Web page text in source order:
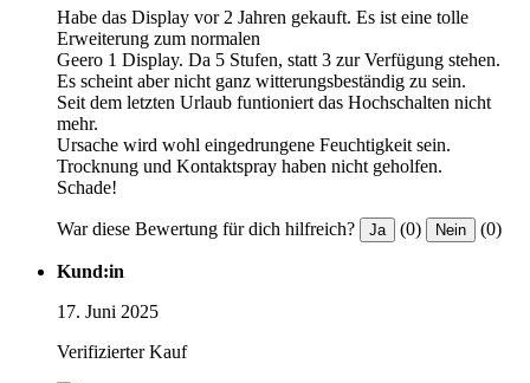
Habe das Display vor 2 Jahren gekauft. Es ist eine tolle
Erweiterung zum normalen
Geero 1 Display. Da 5 Stufen, statt 3 zur Verfügung stehen.
Es scheint aber nicht ganz witterungsbeständig zu sein.
Seit dem letzten Urlaub funtioniert das Hochschalten nicht
mehr.
Ursache wird wohl eingedrungene Feuchtigkeit sein.
Trocknung und Kontaktspray haben nicht geholfen.
Schade!
War diese Bewertung für dich hilfreich? Ja (0) Nein (0)
Kund:in
17. Juni 2025
Verifizierter Kauf